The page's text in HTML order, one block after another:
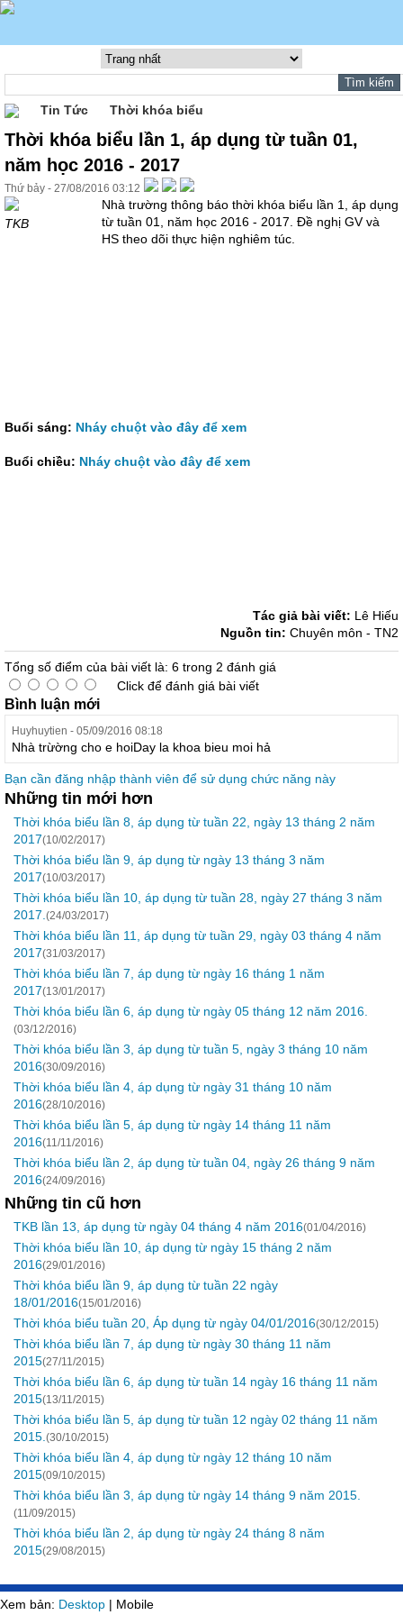
Tin Tức Thời khóa biểu
Thời khóa biểu lần 1, áp dụng từ tuần 01,
năm học 2016 - 2017
Thứ bảy - 27/08/2016 03:12
TKB
Nhà trường thông báo thời khóa biểu lần 1, áp dụng
từ tuần 01, năm học 2016 - 2017. Đề nghị GV và
HS theo dõi thực hiện nghiêm túc.
Buổi sáng: Nháy chuột vào đây để xem
Buổi chiều: Nháy chuột vào đây để xem
Tác giả bài viết: Lê Hiếu
Nguồn tin: Chuyên môn - TN2
Tổng số điểm của bài viết là: 6 trong 2 đánh giá
Click để đánh giá bài viết
Bình luận mới
Huyhuytien - 05/09/2016 08:18
Nhà trừờng cho e hoiDay la khoa bieu moi hả
Bạn cần đăng nhập thành viên để sử dụng chức năng này
Những tin mới hơn
Thời khóa biểu lần 8, áp dụng từ tuần 22, ngày 13 tháng 2 năm
2017(10/02/2017)
Thời khóa biểu lần 9, áp dụng từ ngày 13 tháng 3 năm
2017(10/03/2017)
Thời khóa biểu lần 10, áp dụng từ tuần 28, ngày 27 tháng 3 năm
2017. (24/03/2017)
Thời khóa biểu lần 11, áp dụng từ tuần 29, ngày 03 tháng 4 năm
2017(31/03/2017)
Thời khóa biểu lần 7, áp dụng từ ngày 16 tháng 1 năm
2017(13/01/2017)
Thời khóa biểu lần 6, áp dụng từ ngày 05 tháng 12 năm 2016.
(03/12/2016)
Thời khóa biểu lần 3, áp dụng từ tuần 5, ngày 3 tháng 10 năm
2016(30/09/2016)
Thời khóa biểu lần 4, áp dụng từ ngày 31 tháng 10 năm
2016(28/10/2016)
Thời khóa biểu lần 5, áp dụng từ ngày 14 tháng 11 năm
2016(11/11/2016)
Thời khóa biểu lần 2, áp dụng từ tuần 04, ngày 26 tháng 9 năm
2016(24/09/2016)
Những tin cũ hơn
TKB lần 13, áp dụng từ ngày 04 tháng 4 năm 2016(01/04/2016)
Thời khóa biểu lần 10, áp dụng từ ngày 15 tháng 2 năm
2016(29/01/2016)
Thời khóa biểu lần 9, áp dụng từ tuần 22 ngày
18/01/2016(15/01/2016)
Thời khóa biểu tuần 20, Áp dụng từ ngày 04/01/2016(30/12/2015)
Thời khóa biểu lần 7, áp dụng từ ngày 30 tháng 11 năm
2015(27/11/2015)
Thời khóa biểu lần 6, áp dụng từ tuần 14 ngày 16 tháng 11 năm
2015(13/11/2015)
Thời khóa biểu lần 5, áp dụng từ tuần 12 ngày 02 tháng 11 năm
2015. (30/10/2015)
Thời khóa biểu lần 4, áp dụng từ ngày 12 tháng 10 năm
2015(09/10/2015)
Thời khóa biểu lần 3, áp dụng từ ngày 14 tháng 9 năm 2015.
(11/09/2015)
Thời khóa biểu lần 2, áp dụng từ ngày 24 tháng 8 năm
2015(29/08/2015)
Xem bản: Desktop | Mobile